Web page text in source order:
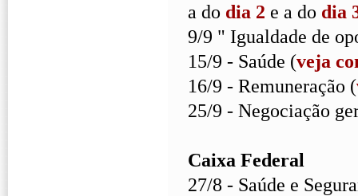
a do dia 2 e a do dia
9/9 " Igualdade de
15/9 - Saúde (veja
16/9 - Remuneração (
25/9 - Negociação
Caixa Federal
27/8 - Saúde e